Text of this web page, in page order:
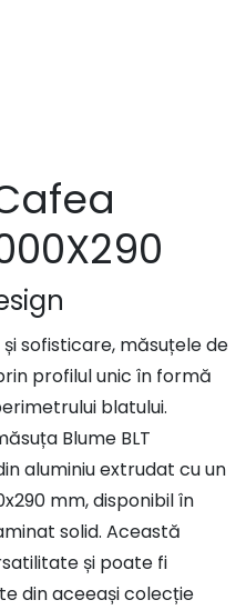
sofisticare, măsuțele de
profilul unic în formă
blatului.
Blume BLT
aluminiu extrudat cu un
mm, disponibil în
solid. Această
și poate fi
din aceeași colecție